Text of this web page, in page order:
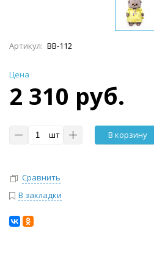
Артикул: BB-112
Цена
2 310 руб.
шт В корзину
Сравнить
В закладки